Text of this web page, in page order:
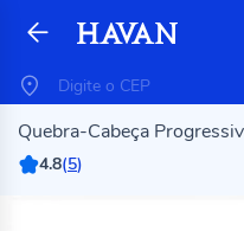
Quebra-Cabeça
4.8(5)